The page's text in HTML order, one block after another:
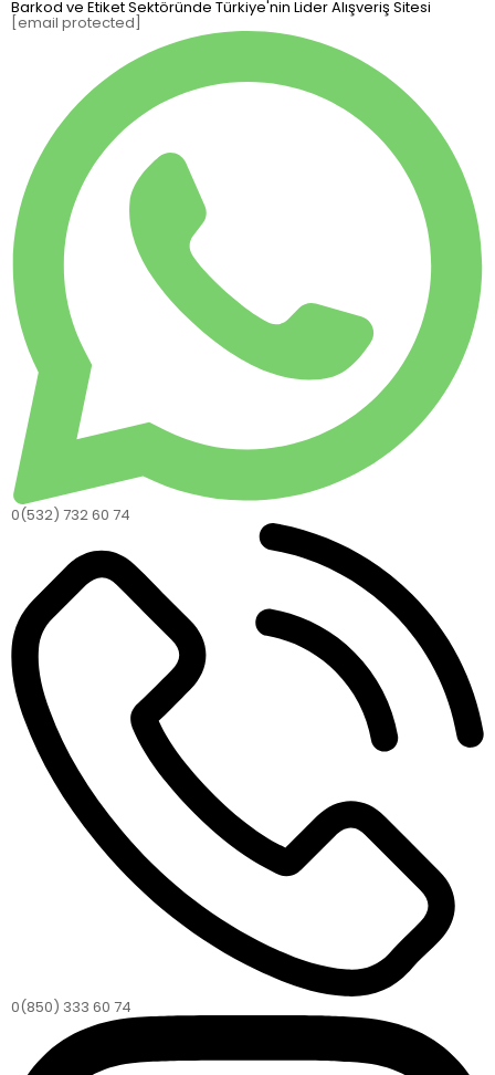
Barkod ve Etiket Sektöründe Türkiye'nin Lider Alışveriş Sitesi
[email protected]
0(532) 732 60 74
0(850) 333 60 74